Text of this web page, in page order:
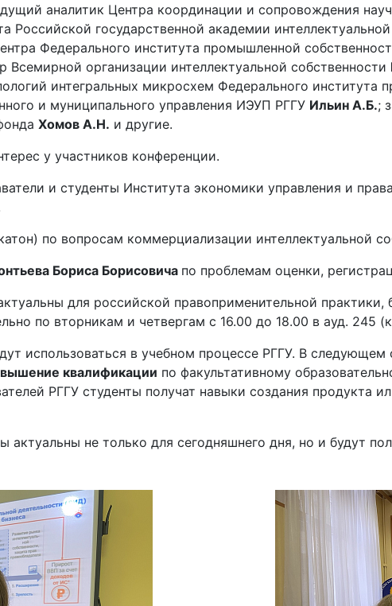
аналитик Центра координации и сопровождения
Российской государственной академии
Федерального института промышленной
организации интеллектуальной собственности
интегральных микросхем Федерального института
и муниципального управления ИЭУП РГГУ Ильин А.Б.;
Хомов А.Н. и другие.
у участников конференции.
и студенты Института экономики управления и
по вопросам коммерциализации интеллектуальной
Бориса Борисовича по проблемам оценки,
для российской правоприменительной
по вторникам и четвергам с 16.00 до 18.00 в ауд.
использоваться в учебном процессе РГГУ. В
квалификации по факультативному
РГГУ студенты получат навыки создания продукта
не только для сегодняшнего дня, но и будут